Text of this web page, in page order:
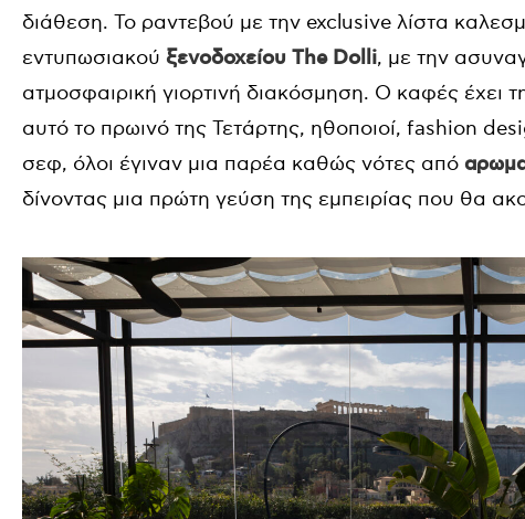
διάθεση. Το ραντεβού με την exclusive λίστα
εντυπωσιακού ξενοδοχείου The Dolli, με την
ατμοσφαιρική γιορτινή διακόσμηση. Ο καφές έχει
αυτό το πρωινό της Τετάρτης, ηθοποιοί, fashion
σεφ, όλοι έγιναν μια παρέα καθώς νότες από
δίνοντας μια πρώτη γεύση της εμπειρίας που θα